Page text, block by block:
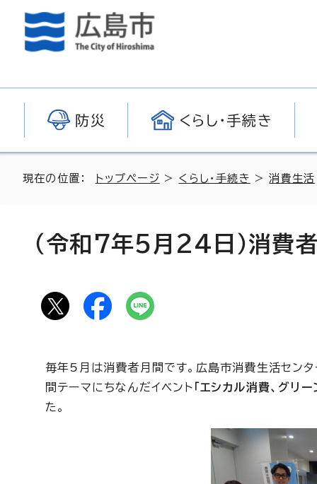
防災 くらし・手続き
現在の位置： トップページ > くらし・手続き >消費生活
（令和7年5月24日）消費
毎年5月は消費者月間です。広島市消費生活セン
間テーマにちなんだイベント
「エシカル消費、グリ
た。